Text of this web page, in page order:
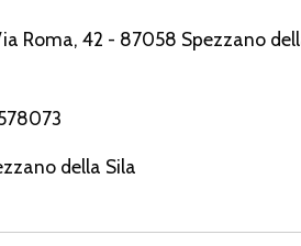
Roma, 42 - 87058 Spezzano
della Sila